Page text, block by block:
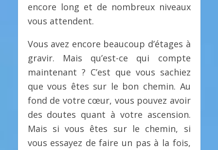
encore long et de nombreux niveaux
vous attendent.
Vous avez encore beaucoup d’étages à
gravir. Mais qu’est-ce qui compte
maintenant ? C’est que vous sachiez
que vous êtes sur le bon chemin. Au
fond de votre cœur, vous pouvez avoir
des doutes quant à votre ascension.
Mais si vous êtes sur le chemin, si
vous essayez de faire un pas à la fois,